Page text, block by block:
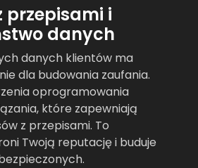
przepisami i
danych
danych klientów ma
dla budowania zaufania.
oprogramowania
które zapewniają
z przepisami. To
Twoją reputację i buduje